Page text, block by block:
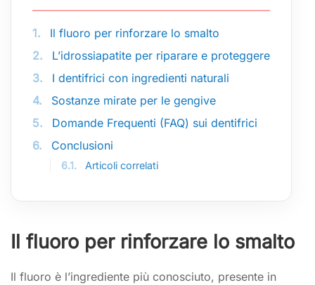
1.
Il fluoro per rinforzare lo smalto
2.
L’idrossiapatite per riparare e proteggere
3.
I dentifrici con ingredienti naturali
4.
Sostanze mirate per le gengive
5.
Domande Frequenti (FAQ) sui dentifrici
6.
Conclusioni
6.1. Articoli correlati
Il fluoro per rinforzare lo smalto
Il fluoro è l’ingrediente più conosciuto, presente in